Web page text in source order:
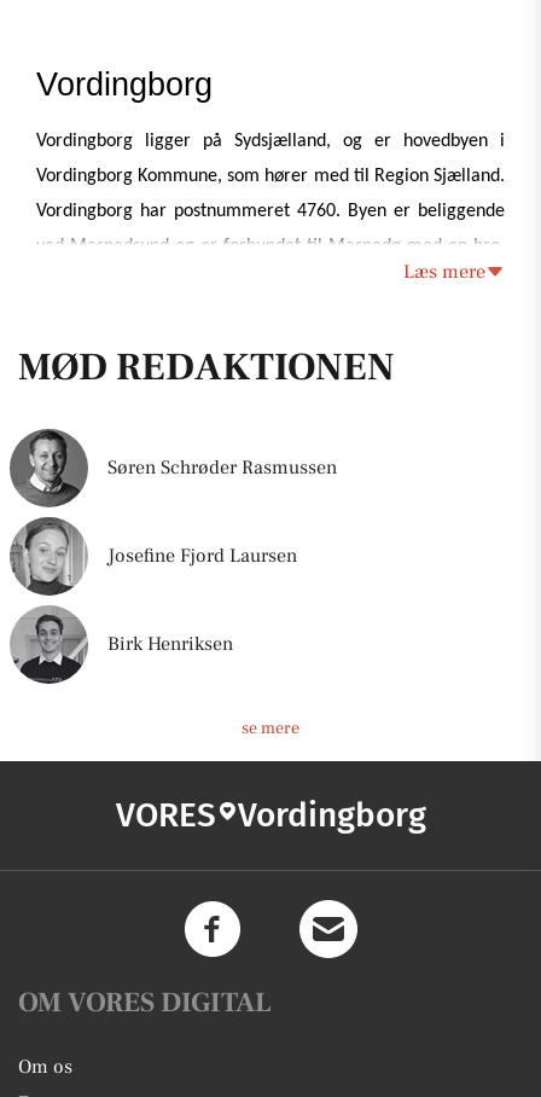
Vordingborg
Vordingborg ligger på Sydsjælland, og er hovedbyen i
Vordingborg Kommune, som hører med til Region Sjælland.
Vordingborg har postnummeret 4760. Byen er beliggende
ved Masnedsund og er forbundet til Masnedø med en bro.
Masnedø er desuden forbundet til Falster via
blandt andet Stege, Præstø, Næstved og Maribo. Derudover
er der togforbindelse til København og Rødby. Også
EuroCity-toget mellem København og Berlin holder på
stationen.
Vordingborg har 12.005 indbyggere. Udenfor Vordingborgs
bygrænse ligger satellitbyerne Nyråd, Ørslev og Stensved.
Inkluderes disse i indbyggertallet, har Vordingborg 17.973
indbyggere.
Vordingborg Kommune blev dannet i 1970. Under
strukturreformen i 2007 blev Vordingborg Kommune
sammenlagt med Langebæk Kommune, Møn Kommune og
Præstø Kommune.
Vordingborgs historie
Læs mere
MØD REDAKTIONEN
Søren Schrøder Rasmussen
Josefine Fjord Laursen
Birk Henriksen
se mere
VORES Vordingborg
OM VORES DIGITAL
Om os